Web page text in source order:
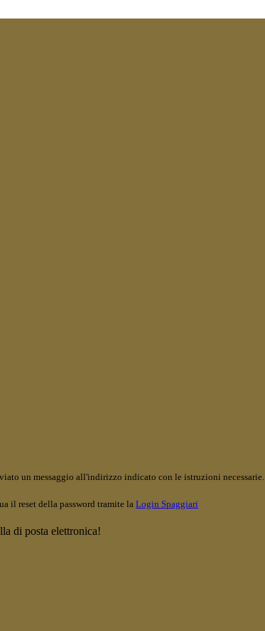
un messaggio all'indirizzo indicato con le istruzioni necessarie.
il reset della password tramite la Login Spaggiari
di posta elettronica!